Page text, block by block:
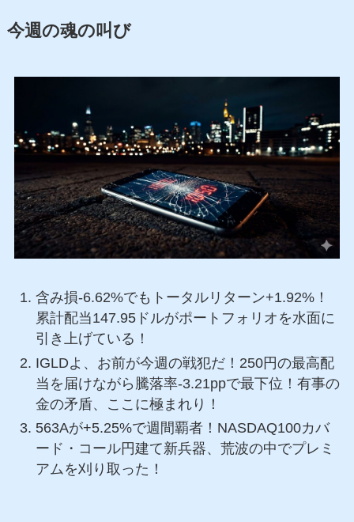
今週の魂の叫び
含み損-6.62%でもトータルリターン+1.92%！
累計配当147.95ドルがポートフォリオを水面に
引き上げている！
IGLDよ、お前が今週の戦犯だ！250円の最高配
当を届けながら騰落率-3.21ppで最下位！有事の
金の矛盾、ここに極まれり！
563Aが+5.25%で週間覇者！NASDAQ100カバ
ード・コール円建て新兵器、荒波の中でプレミ
アムを刈り取った！